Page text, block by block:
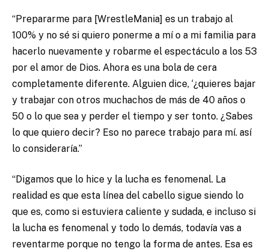
“Prepararme para [WrestleMania] es un trabajo al
100% y no sé si quiero ponerme a mí o a mi familia para
hacerlo nuevamente y robarme el espectáculo a los 53
por el amor de Dios. Ahora es una bola de cera
completamente diferente. Alguien dice, ‘¿quieres bajar
y trabajar con otros muchachos de más de 40 años o
50 o lo que sea y perder el tiempo y ser tonto. ¿Sabes
lo que quiero decir? Eso no parece trabajo para mí. así
lo consideraría.”
“Digamos que lo hice y la lucha es fenomenal. La
realidad es que esta línea del cabello sigue siendo lo
que es, como si estuviera caliente y sudada, e incluso si
la lucha es fenomenal y todo lo demás, todavía vas a
reventarme porque no tengo la forma de antes. Esa es